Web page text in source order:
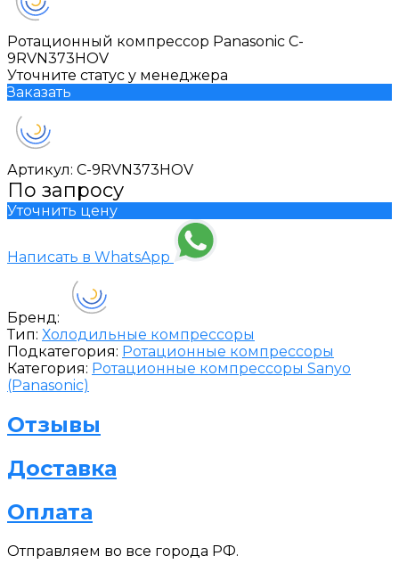
Ротационный компрессор Panasonic C-
9RVN373HOV
Уточните статус у менеджера
Заказать
Артикул: C-9RVN373HOV
По запросу
Уточнить цену
Написать в WhatsApp
Бренд:
Тип: Холодильные компрессоры
Подкатегория: Ротационные компрессоры
Категория: Ротационные компрессоры Sanyo
(Panasonic)
Отзывы
Доставка
Оплата
Отправляем во все города РФ.